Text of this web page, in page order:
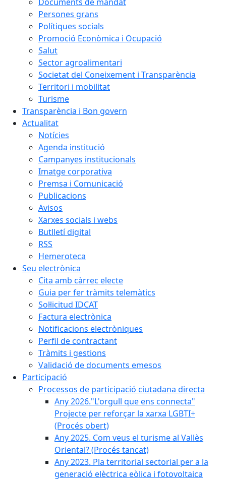
Persones grans
Polítiques socials
Promoció Econòmica i Ocupació
Salut
Sector agroalimentari
Societat del Coneixement i Transparència
Territori i mobilitat
Turisme
Transparència i Bon govern
Actualitat
Notícies
Agenda institució
Campanyes institucionals
Imatge corporativa
Premsa i Comunicació
Publicacions
Avisos
Xarxes socials i webs
Butlletí digital
RSS
Hemeroteca
Seu electrònica
Cita amb càrrec electe
Guia per fer tràmits telemàtics
Sol·licitud IDCAT
Factura electrònica
Notificacions electròniques
Perfil de contractant
Tràmits i gestions
Validació de documents emesos
Participació
Processos de participació ciutadana directa
Any 2026."L'orgull que ens connecta"
Projecte per reforçar la xarxa LGBTI+
(Procés obert)
Any 2025. Com veus el turisme al Vallès
Oriental? (Procés tancat)
Any 2023. Pla territorial sectorial per a la
generació elèctrica eòlica i fotovoltaica